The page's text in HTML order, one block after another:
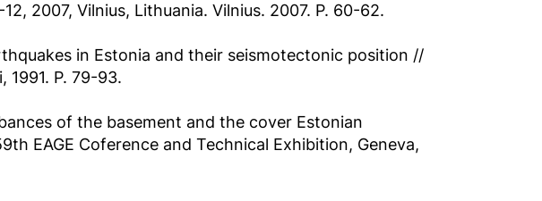
2007, Vilnius, Lithuania. Vilnius. 2007. P. 60-62.
in Estonia and their seismotectonic position //
1991. P. 79-93.
of the basement and the cover Estonian
EAGE Coference and Technical Exhibition, Geneva,